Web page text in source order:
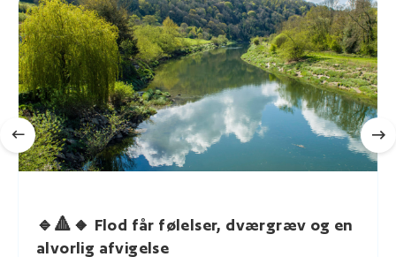
🔹🔺🔸 Flod får følelser, dværgræv og en
alvorlig afvigelse